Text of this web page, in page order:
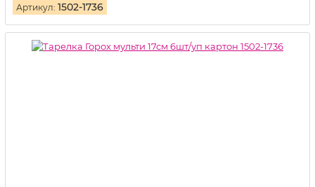
Артикул: 1502-1736